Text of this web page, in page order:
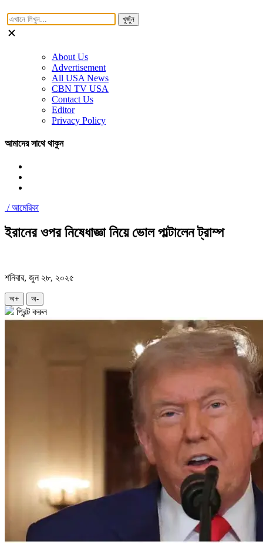
খুজুঁন
About Us
Advertisement
All USA News
CBN TV USA
Contact Us
Editor
Privacy Policy
আমাদের সাথে থাকুন
/আমেরিকা
ইরানের ওপর নিষেধাজ্ঞা নিয়ে ভোল পাল্টালেন ট্রাম্প
শনিবার, জুন ২৮, ২০২৫
অ+ অ-
প্রিন্ট করুন